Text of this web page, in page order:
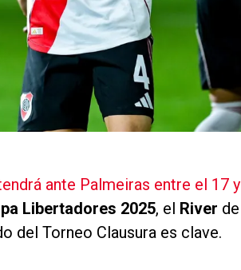
ante Palmeiras entre el 17
Libertadores 2025, el River de
del Torneo Clausura es clave.